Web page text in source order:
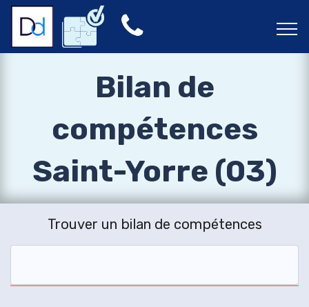
Bilan de
compétences
Saint-Yorre (03)
Trouver un bilan de compétences